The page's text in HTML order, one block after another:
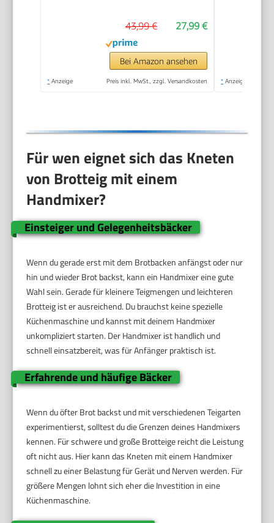
weiß, CleverMixx
MFQ24200
27,99 €
43,99 €
Bei Amazon ansehen
* Anzeige Preis inkl. MwSt., zzgl. Versandkosten * Anzeige
Für wen eignet sich das Kneten
von Brotteig mit einem
Handmixer?
Einsteiger und Gelegenheitsbäcker
Wenn du gerade erst mit dem Brotbacken anfängst oder nur
hin und wieder Brot backst, kann ein Handmixer eine gute
Wahl sein. Gerade für kleinere Teigmengen und leichteren
Brotteig ist er ausreichend. Du brauchst keine spezielle
Küchenmaschine und kannst mit deinem Handmixer
unkompliziert starten. Der Handmixer ist handlich und
schnell einsatzbereit, was für Anfänger praktisch ist.
Erfahrende und häufige Bäcker
Wenn du öfter Brot backst und mit verschiedenen Teigarten
experimentierst, solltest du die Grenzen deines Handmixers
kennen. Für schwere und große Brotteige reicht die Leistung
oft nicht aus. Hier kann das Kneten mit einem Handmixer
schnell zu einer Belastung für Gerät und Nerven werden. Für
größere Mengen lohnt sich eher die Investition in eine
Küchenmaschine.